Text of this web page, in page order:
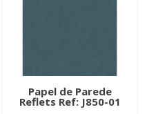
Papel de Parede
Reflets Ref: J850-01